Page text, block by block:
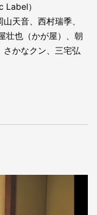
Label）
天音、西村瑞季、
壮也（かが屋）、朝
かなクン、三宅弘